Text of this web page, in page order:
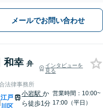
メールでお問い合わせ
和幸 弁
インタビューを
見る
法律事務所
|
江戸
川区
小岩駅か
ら徒歩1分
営業時間：10:00~
17:00（平日）